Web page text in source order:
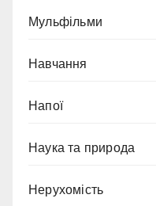
Мульфільми
Навчання
Напої
Наука та природа
Нерухомість